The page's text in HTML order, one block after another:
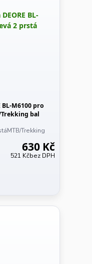
BL-M6100 pro
bal
Trekking
630 Kč
521 Kčbez DPH